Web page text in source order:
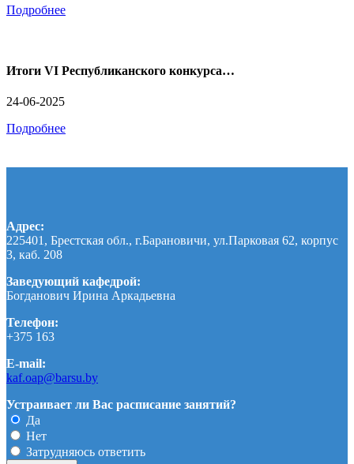
Подробнее
Итоги VI Республиканского конкурса…
24-06-2025
Подробнее
Адрес:
225401, Брестская обл., г.Барановичи, ул.Парковая 62, корпус
3, каб. 208
Заведующий кафедрой:
Богданович Ирина Аркадьевна
Телефон:
+375 163
E-mail:
kaf.oap@barsu.by
Устраивает ли Вас расписание занятий?
Да
Нет
Затрудняюсь ответить